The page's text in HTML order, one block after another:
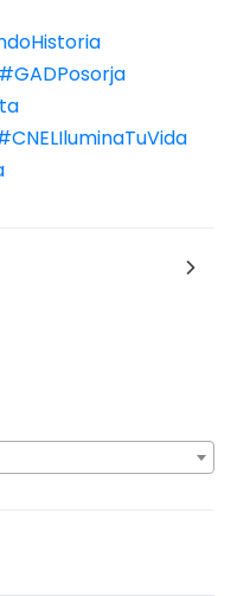
#GADPosorja